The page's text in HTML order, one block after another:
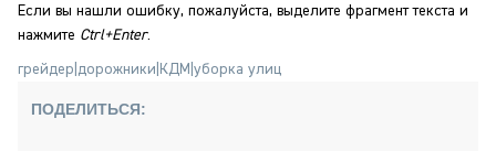
Если вы нашли ошибку, пожалуйста, выделите фрагмент текста и
нажмите Ctrl+Enter.
грейдер дорожники КДМ уборка улиц
ПОДЕЛИТЬСЯ: